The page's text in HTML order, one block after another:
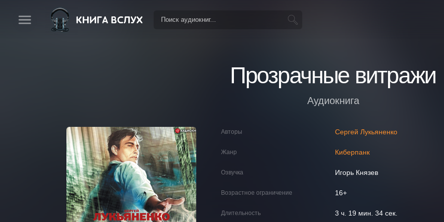
Прозрачные витражи
Аудиокнига
Авторы Сергей Лукьяненко
Жанр Киберпанк
Озвучка Игорь Князев
Возрастное ограничение 16+
Длительность 3 ч. 19 мин. 34 сек.